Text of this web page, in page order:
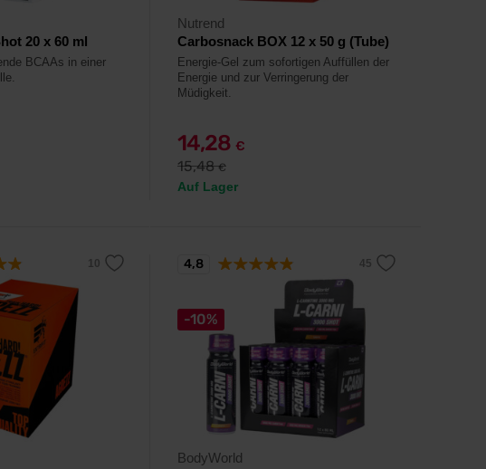
20 x 60 ml
BCAAs in einer
Nutrend
Carbosnack BOX 12 x 50 g (Tube)
Energie-Gel zum sofortigen Auffüllen der
Energie und zur Verringerung der
Müdigkeit.
14,28 €
15,48€
Auf Lager
-10%
BodyWorld
4,8